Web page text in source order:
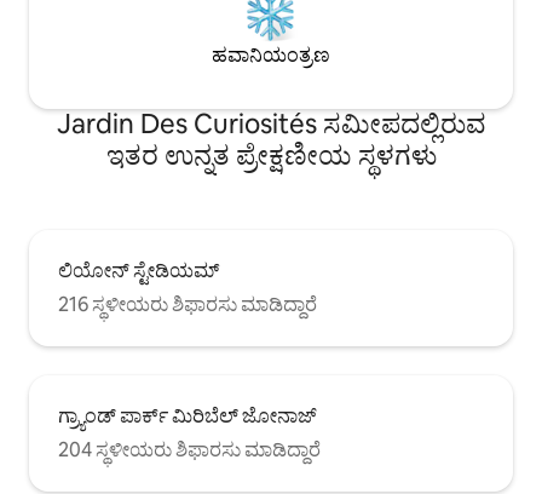
ಹವಾನಿಯಂತ್ರಣ
Jardin Des Curiosités ಸಮೀಪದಲ್ಲಿರುವ
ಇತರ ಉನ್ನತ ಪ್ರೇಕ್ಷಣೀಯ ಸ್ಥಳಗಳು
ಲಿಯೋನ್ ಸ್ಟೇಡಿಯಮ್
216 ಸ್ಥಳೀಯರು ಶಿಫಾರಸು ಮಾಡಿದ್ದಾರೆ
ಗ್ರ್ಯಾಂಡ್ ಪಾರ್ಕ್ ಮಿರಿಬೆಲ್ ಜೋನಾಜ್
204 ಸ್ಥಳೀಯರು ಶಿಫಾರಸು ಮಾಡಿದ್ದಾರೆ